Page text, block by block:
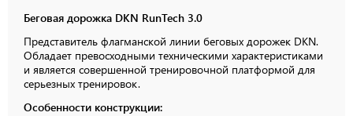
Беговая дорожка DKN RunTech 3.0
Представитель флагманской линии беговых дорожек DKN.
Обладает превосходными техническими характеристиками
и является совершенной тренировочной платформой для
серьезных тренировок.
Особенности конструкции: